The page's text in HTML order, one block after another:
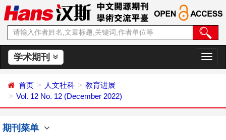
学术期刊
切
换
首页 人文社科
教育进展
Vol. 12 No. 12 (December 2022)
期刊菜单